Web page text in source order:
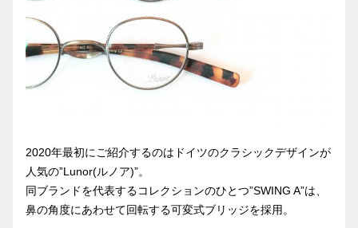
2020年最初にご紹介するのはドイツのクラシックデザインが
人気の”Lunor(ルノア)”。
同ブランドを代表するコレクションのひとつ”SWING A”は、
鼻の角度にあわせて回転する可変式ブリッジを採用。